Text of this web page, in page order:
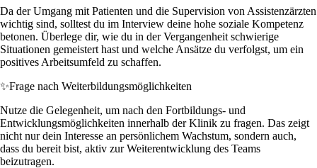
Da der Umgang mit Patienten und die Supervision von Assistenzärzten
wichtig sind, solltest du im Interview deine hohe soziale Kompetenz
betonen. Überlege dir, wie du in der Vergangenheit schwierige
Situationen gemeistert hast und welche Ansätze du verfolgst, um ein
positives Arbeitsumfeld zu schaffen.
✨Frage nach Weiterbildungsmöglichkeiten
Nutze die Gelegenheit, um nach den Fortbildungs- und
Entwicklungsmöglichkeiten innerhalb der Klinik zu fragen. Das zeigt
nicht nur dein Interesse an persönlichem Wachstum, sondern auch,
dass du bereit bist, aktiv zur Weiterentwicklung des Teams
beizutragen.